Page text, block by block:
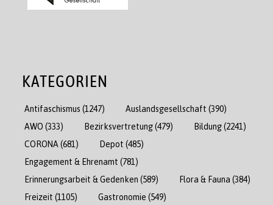
KATEGORIEN
Antifaschismus (1247) Auslandsgesellschaft (390)
AWO (333) Bezirksvertretung(479) Bildung(2241)
CORONA (681) Depot (485)
Engagement & Ehrenamt (781)
Erinnerungsarbeit & Gedenken (589) Flora & Fauna (384)
Freizeit (1105) Gastronomie (549)